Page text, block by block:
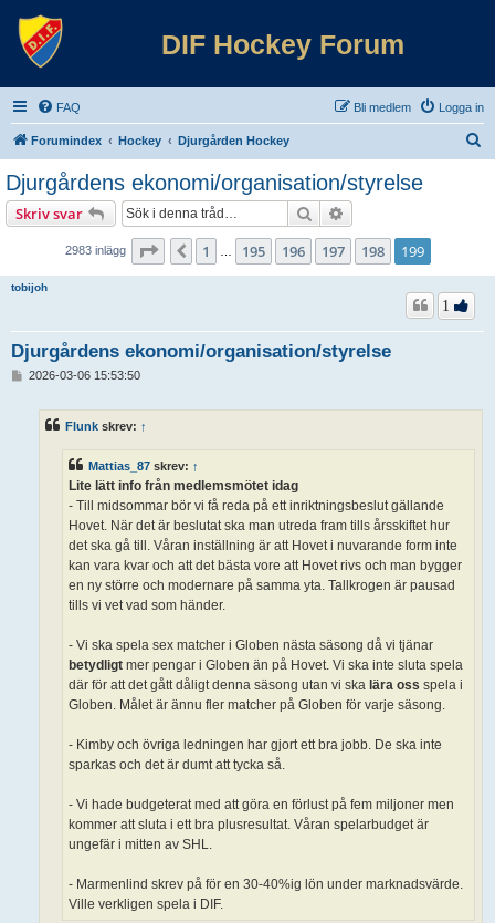
DIF Hockey Forum
FAQ Logga in
Bli medlem
Forumindex Hockey Djurgården Hockey
Djurgårdens ekonomi/organisation/styrelse
Skriv svar Sök
2983 inlägg Sida 199 av 199
Föregående
1 195 196 197 198 199
tobijoh
Djurgårdens ekonomi/organisation/styrelse
1
2026-03-06 15:53:50
Flunk skrev: ↑
Mattias_87 skrev: ↑
Lite lätt info från medlemsmötet idag
- Till midsommar bör vi få reda på ett inriktningsbeslut gällande
Hovet. När det är beslutat ska man utreda fram tills årsskiftet hur
det ska gå till. Våran inställning är att Hovet i nuvarande form inte
kan vara kvar och att det bästa vore att Hovet rivs och man bygger
en ny större och modernare på samma yta. Tallkrogen är pausad
tills vi vet vad som händer.
- Vi ska spela sex matcher i Globen nästa säsong då vi tjänar
betydligt mer pengar i Globen än på Hovet. Vi ska inte sluta spela
där för att det gått dåligt denna säsong utan vi ska lära oss spela i
Globen. Målet är ännu fler matcher på Globen för varje säsong.
- Kimby och övriga ledningen har gjort ett bra jobb. De ska inte
sparkas och det är dumt att tycka så.
- Vi hade budgeterat med att göra en förlust på fem miljoner men
kommer att sluta i ett bra plusresultat. Våran spelarbudget är
ungefär i mitten av SHL.
- Marmenlind skrev på för en 30-40%ig lön under marknadsvärde.
Ville verkligen spela i DIF.